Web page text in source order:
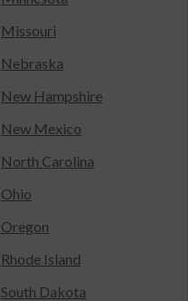
Missouri
Nebraska
New Hampshire
New Mexico
North Carolina
Ohio
Oregon
Rhode Island
South Dakota